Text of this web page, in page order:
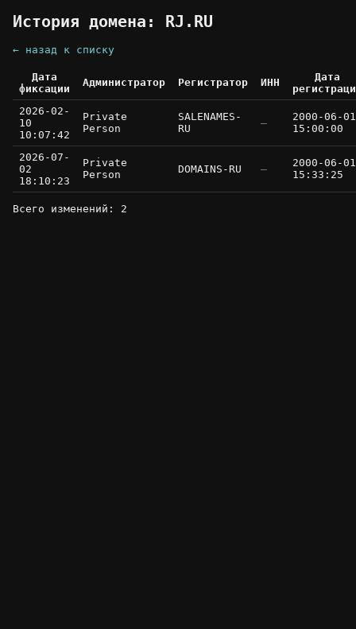
История домена: RJ.RU
← назад к списку
Дата
фиксации
Администратор Регистратор ИНН
Дата
2026-02-
10
10:07:42
Private
Person
SALENAMES-
RU
—
2000-06-01
15:00:00
2026-07-
02
18:10:23
Private
Person
DOMAINS-RU —
2000-06-01
15:33:25
Всего изменений: 2